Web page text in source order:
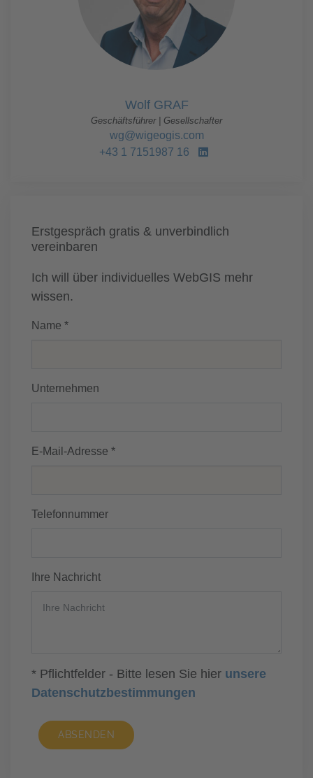
Wolf GRAF
Geschäftsführer | Gesellschafter
wg@wigeogis.com
+43 1 7151987 16
Erstgespräch gratis & unverbindlich
vereinbaren
Ich will über individuelles WebGIS mehr
wissen.
Name *
Unternehmen
E-Mail-Adresse *
Telefonnummer
Ihre Nachricht
* Pflichtfelder - Bitte lesen Sie hier unsere
Datenschutzbestimmungen
ABSENDEN